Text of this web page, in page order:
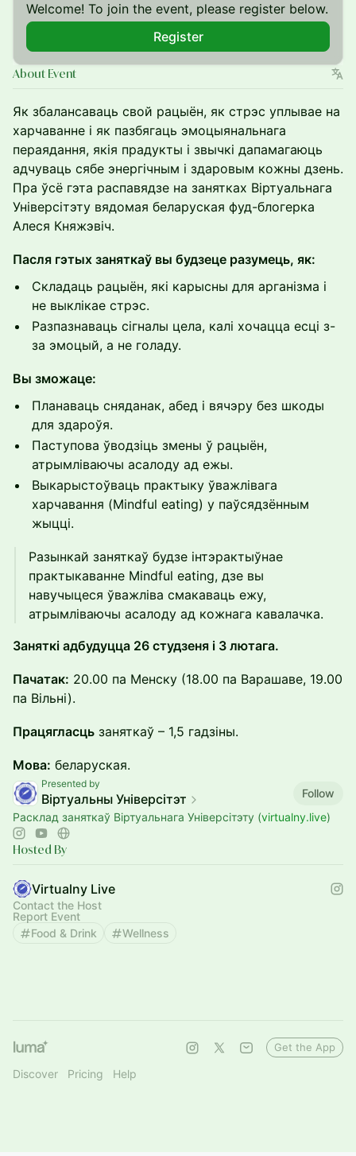
Welcome! To join the event, please register below.
Register
About Event
Як збалансаваць свой рацыён, як стрэс уплывае на
харчаванне і як пазбягаць эмоцыянальнага
пераядання, якія прадукты і звычкі дапамагаюць
адчуваць сябе энергічным і здаровым кожны дзень.
Пра ўсё гэта распавядзе на занятках Віртуальнага
Універсітэту вядомая беларуская фуд-блогерка
Алеся Княжэвіч.
Пасля гэтых заняткаў вы будзеце разумець, як:
Складаць рацыён, які карысны для арганізма і
не выклікае стрэс.
Разпазнаваць сігналы цела, калі хочацца есці з-
за эмоцый, а не голаду.
Вы зможаце:
Планаваць сняданак, абед і вячэру без шкоды
для здароўя.
Паступова ўводзіць змены ў рацыён,
атрымліваючы асалоду ад ежы.
Выкарыстоўваць практыку ўважлівага
харчавання (Mindful eating) у паўсядзённым
жыцці.
Разынкай заняткаў будзе інтэрактыўнае
практыкаванне Mindful eating, дзе вы
навучыцеся ўважліва смакаваць ежу,
атрымліваючы асалоду ад кожнага кавалачка.
Заняткі адбудуцца 26 студзеня і 3 лютага.
Пачатак: 20.00 па Менску (18.00 па Варашаве, 19.00
па Вільні).
Працягласць заняткаў – 1,5 гадзіны.
Мова: беларуская.
Presented by
Віртуальны Універсітэт
Follow
Расклад заняткаў Віртуальнага Універсітэту (virtualny.live)
Hosted By
Virtualny Live
Contact the Host
Report Event
Food & Drink
Wellness
Discover Pricing Help
Get the App